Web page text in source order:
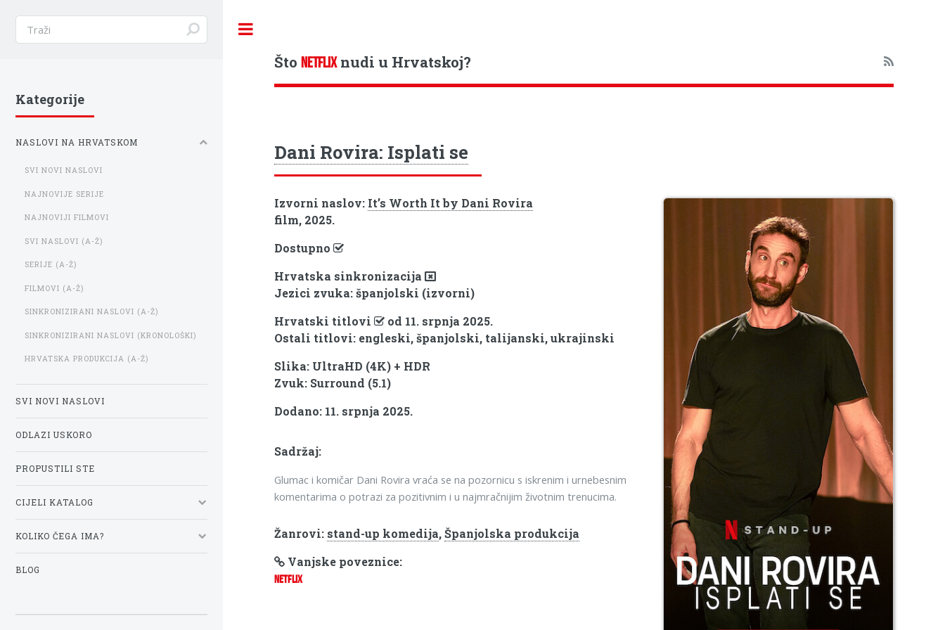
ŠtoNETFLIXnudi u Hrvatskoj?
Dani Rovira: Isplati se
Izvorni naslov: It’s Worth It by Dani Rovira
film, 2025.
Dostupno
Hrvatska sinkronizacija
Jezici zvuka: španjolski (izvorni)
Hrvatski titlovi
od 11. srpnja 2025.
Ostali titlovi: engleski, španjolski, talijanski, ukrajinski
Slika: UltraHD (4K) + HDR
Zvuk: Surround (5.1)
Dodano: 11. srpnja 2025.
Sadržaj:
Glumac i komičar Dani Rovira vraća se na pozornicu s iskrenim i urnebesnim
komentarima o potrazi za pozitivnim i u najmračnijim životnim trenucima.
Žanrovi: stand-up komedija,Španjolska produkcija
Vanjske poveznice:
NETFLIX
Kategorije
NASLOVI NA HRVATSKOM
SVI NOVI NASLOVI
NAJNOVIJE SERIJE
NAJNOVIJI FILMOVI
SVI NASLOVI (A-Ž)
SERIJE (A-Ž)
FILMOVI (A-Ž)
SINKRONIZIRANI NASLOVI (A-Ž)
SINKRONIZIRANI NASLOVI (KRONOLOŠKI)
HRVATSKA PRODUKCIJA (A-Ž)
SVI NOVI NASLOVI
ODLAZI USKORO
PROPUSTILI STE
CIJELI KATALOG
KOLIKO ČEGA IMA?
BLOG
Toggle